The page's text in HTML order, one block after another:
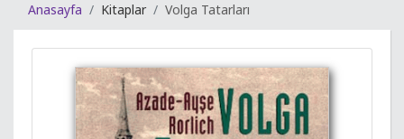
Anasayfa Kitaplar Volga Tatarları